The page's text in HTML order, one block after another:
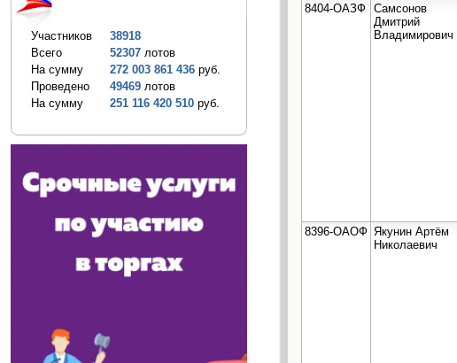
Участников
38918
Всего
52307 лотов
На сумму
272 003 861 436 руб.
Проведено
49469 лотов
На сумму
251 116 420 510 руб.
8404-ОАЗФ Самсонов
Дмитрий
Владимирович
8396-ОАОФ Якунин Артём
Николаевич